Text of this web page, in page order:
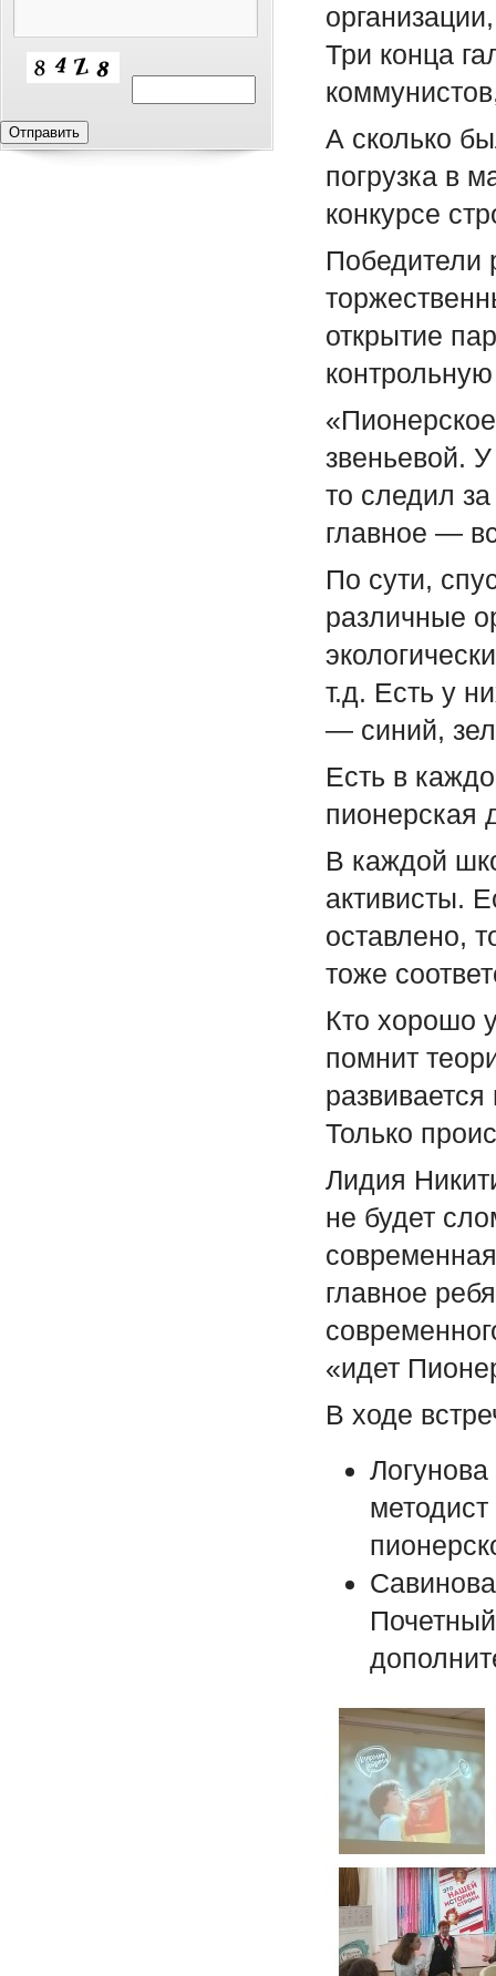
Три конца
А сколько
погрузка в
конкурсе
Победители
открытие
звеньевой.
то следил
главное —
По сути,
различные
т.д. Есть у
— синий,
Есть в
пионерская
В каждой
активисты.
оставлено,
тоже
Кто хорошо
помнит
Только
Лидия
не будет
главное
«идет
В ходе